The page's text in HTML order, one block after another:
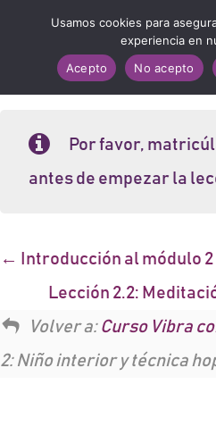
Por favor,
antes de empezar la
Introducción al módulo 2
Lección 2.2:
Volver a: Curso Vibra
2: Niño interior y técnica
Usamos cookies para
experiencia en
Acepto
No acepto